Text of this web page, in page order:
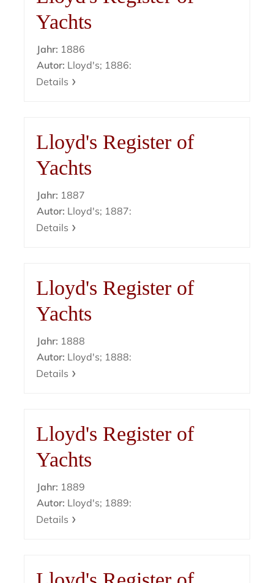
Yachts
Jahr: 1886
Autor: Lloyd's; 1886:
Details
Lloyd's Register of
Yachts
Jahr: 1887
Autor: Lloyd's; 1887:
Details
Lloyd's Register of
Yachts
Jahr: 1888
Autor: Lloyd's; 1888:
Details
Lloyd's Register of
Yachts
Jahr: 1889
Autor: Lloyd's; 1889:
Details